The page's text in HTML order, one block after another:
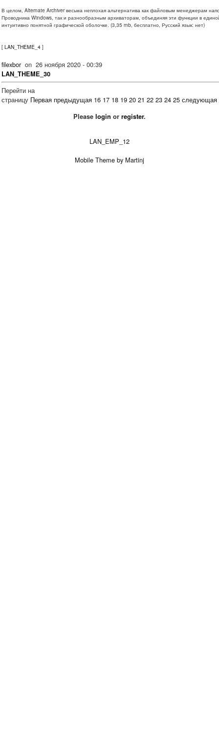
В целом, Alternate Archiver весьма неплохая альтернатива как файловым менеджерам
Проводника Windows, так и разнообразным архиваторам, объединяя эти функции в
интуитивно понятной графической оболочке. (3,35 mb, бесплатно, Русский язык: нет)
[ LAN_THEME_4 ]
filexboron 26 ноября 2020 - 00:39
LAN_THEME_30
Перейти на
страницу Первая предыдущая 16 17 18 19 20 21 22 23 24 25 следующая
Please login or register.
LAN_EMP_12
Mobile Theme by Martinj